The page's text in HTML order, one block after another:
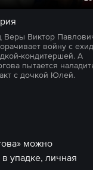
Веры Виктор
войну с
кондитершей. А
пытается
с дочкой Юлей.
можно
упадке, личная